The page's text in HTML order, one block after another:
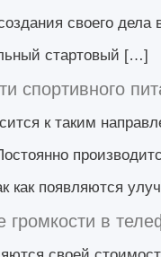
своего дела
стартовый […]
спортивного
к таким
как появляются
громкости в